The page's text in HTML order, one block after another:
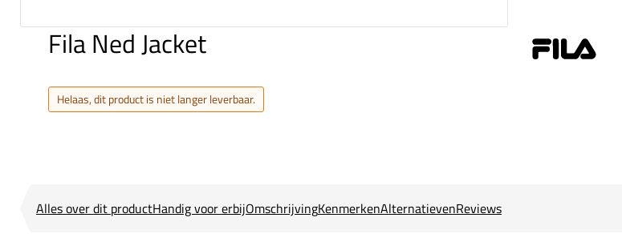
Fila Ned Jacket
Helaas, dit product is niet langer leverbaar.
Alles over dit productHandig voor erbijOmschrijvingKenmerkenAlternatievenReviews